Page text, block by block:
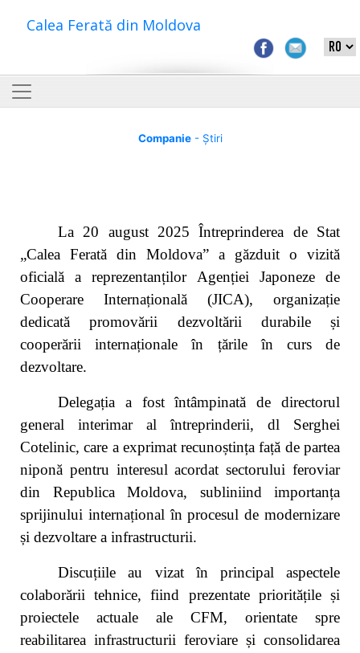
Calea Ferată din Moldova
Companie- Știri
La 20 august 2025 Întreprinderea de Stat
„Calea Ferată din Moldova” a găzduit o vizită
oficială a reprezentanților Agenției Japoneze de
Cooperare Internațională (JICA), organizație
dedicată promovării dezvoltării durabile și
cooperării internaționale în țările în curs de
dezvoltare.
Delegația a fost întâmpinată de directorul
general interimar al întreprinderii, dl Serghei
Cotelinic, care a exprimat recunoștința față de partea
niponă pentru interesul acordat sectorului feroviar
din Republica Moldova, subliniind importanța
sprijinului internațional în procesul de modernizare
și dezvoltare a infrastructurii.
Discuțiile au vizat în principal aspectele
colaborării tehnice, fiind prezentate prioritățile și
proiectele actuale ale CFM, orientate spre
reabilitarea infrastructurii feroviare și consolidarea